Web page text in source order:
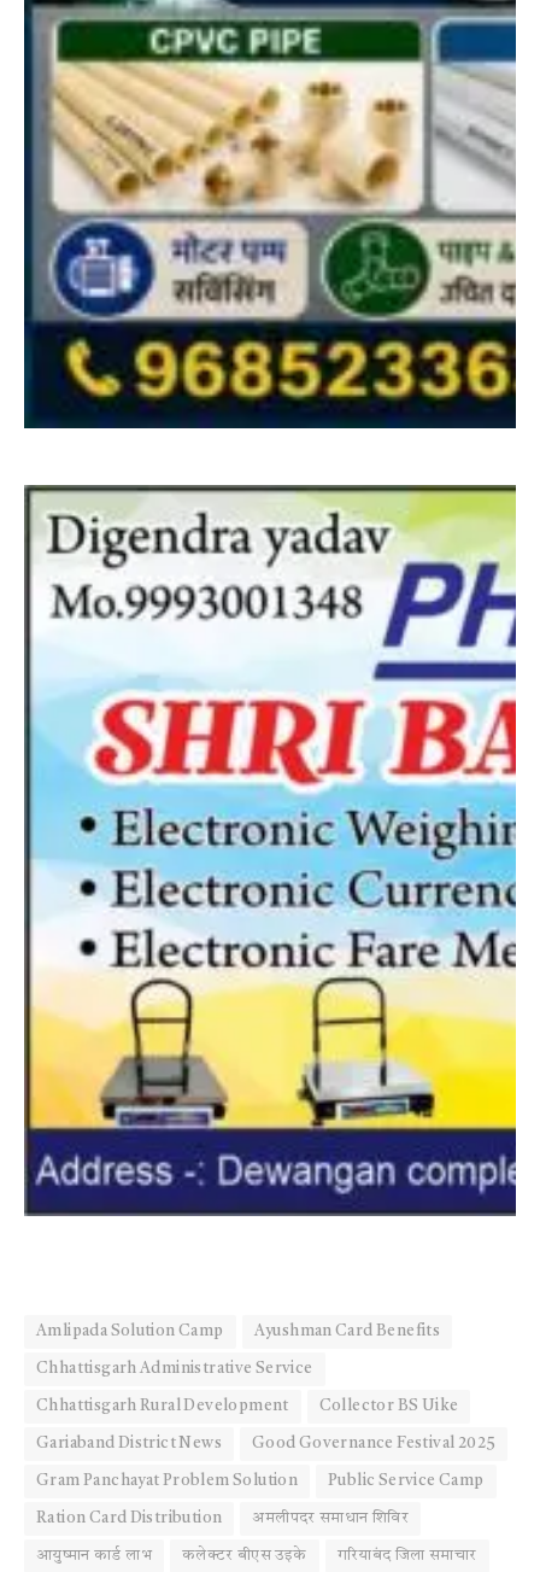
Amlipada Solution Camp Ayushman Card Benefits
Chhattisgarh Administrative Service
Chhattisgarh Rural Development Collector BS Uike
Gariaband District News Good Governance Festival 2025
Gram Panchayat Problem Solution Public Service Camp
Ration Card Distribution अमलीपदर समाधान शिविर
आयुष्मान कार्ड लाभ कलेक्टर बीएस उइके गरियाबंद जिला समाचार